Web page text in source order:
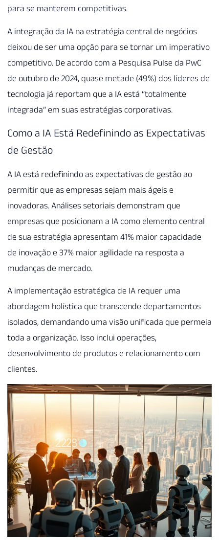
para se manterem competitivas.
A integração da IA na estratégia central de negócios
deixou de ser uma opção para se tornar um imperativo
competitivo. De acordo com a Pesquisa Pulse da PwC
de outubro de 2024, quase metade (49%) dos líderes de
tecnologia já reportam que a IA está “totalmente
integrada” em suas estratégias corporativas.
Como a IA Está Redefinindo as Expectativas
de Gestão
A IA está redefinindo as expectativas de gestão ao
permitir que as empresas sejam mais ágeis e
inovadoras. Análises setoriais demonstram que
empresas que posicionam a IA como elemento central
de sua estratégia apresentam 41% maior capacidade
de inovação e 37% maior agilidade na resposta a
mudanças de mercado.
A implementação estratégica de IA requer uma
abordagem holística que transcende departamentos
isolados, demandando uma visão unificada que permeia
toda a organização. Isso inclui operações,
desenvolvimento de produtos e relacionamento com
clientes.